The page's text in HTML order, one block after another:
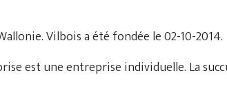
Vilbois a été fondée le 02-10-2014.
est une entreprise individuelle. La